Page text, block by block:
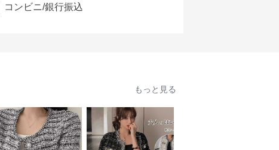
コンビニ/銀行振込
もっと見る